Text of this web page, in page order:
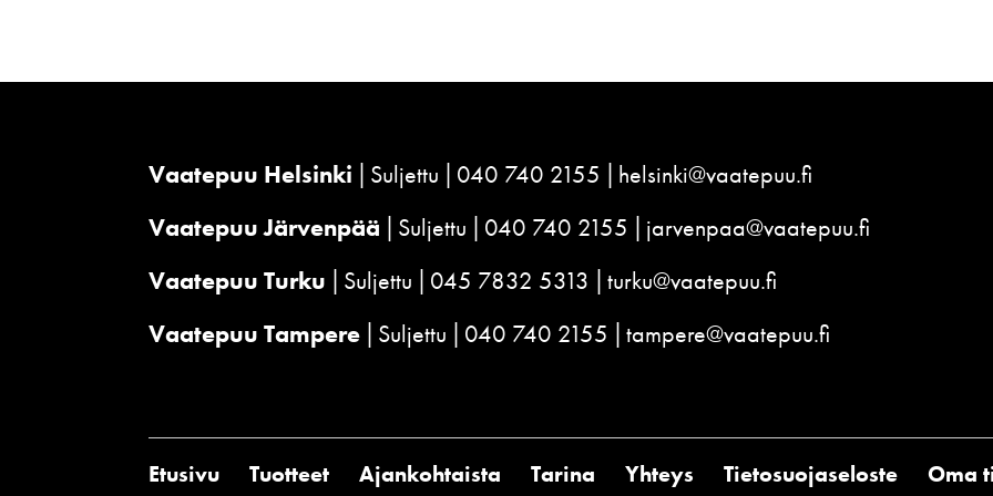
Vaatepuu Helsinki Suljettu 040 740 2155
helsinki@vaatepuu.fi
Vaatepuu Järvenpää
Suljettu 040 740 2155
jarvenpaa@vaatepuu.fi
Vaatepuu Turku
Suljettu 045 7832 5313
turku@vaatepuu.fi
Vaatepuu Tampere Suljettu 040 740 2155 tampere@vaatepuu.fi
Etusivu Tuotteet Ajankohtaista Tarina Yhteys Tietosuojaseloste Oma